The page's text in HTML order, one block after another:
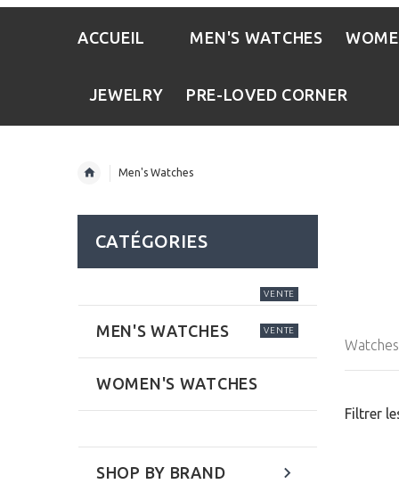
ACCUEIL MEN'S WATCHES
JEWELRY PRE-LOVED CORNER
Men's Watches
Filtrer
CATÉGORIES
VENTE
MEN'S WATCHES VENTE
WOMEN'S WATCHES
SHOP BY BRAND